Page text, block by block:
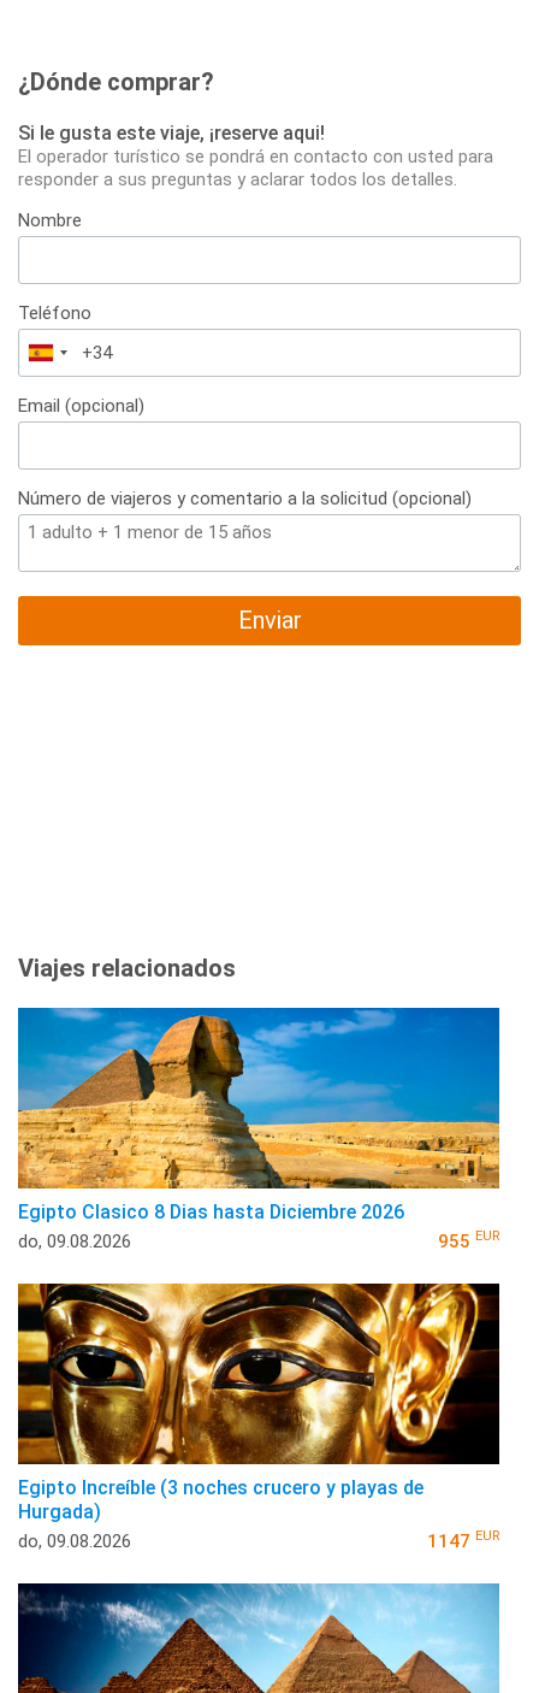
¿Dónde comprar?
Si le gusta este viaje, ¡reserve aqui!
El operador turístico se pondrá en contacto con usted para
responder a sus preguntas y aclarar todos los detalles.
Nombre
Teléfono
España
+34
Email (opcional)
Número de viajeros y comentario a la solicitud (opcional)
Enviar
Viajes relacionados
Egipto Clasico 8 Dias hasta Diciembre 2026
do, 09.08.2026 955 EUR
Egipto Increíble (3 noches crucero y playas de
Hurgada)
do, 09.08.2026 1147 EUR